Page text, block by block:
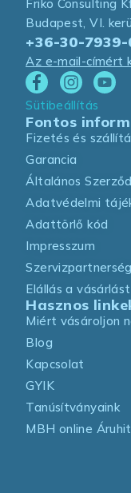
Friko Consulting
Budapest, VI.
+36-30-7939-
Az e-mail-címért
Sütibeállítás
Fontos
Fizetés és
Garancia
Általános
Adatvédelmi
Adattörlő kód
Impresszum
Szervizpartnerség
Elállás a
Hasznos
Miért vásároljon
Blog
Kapcsolat
GYIK
Tanúsítványaink
MBH online